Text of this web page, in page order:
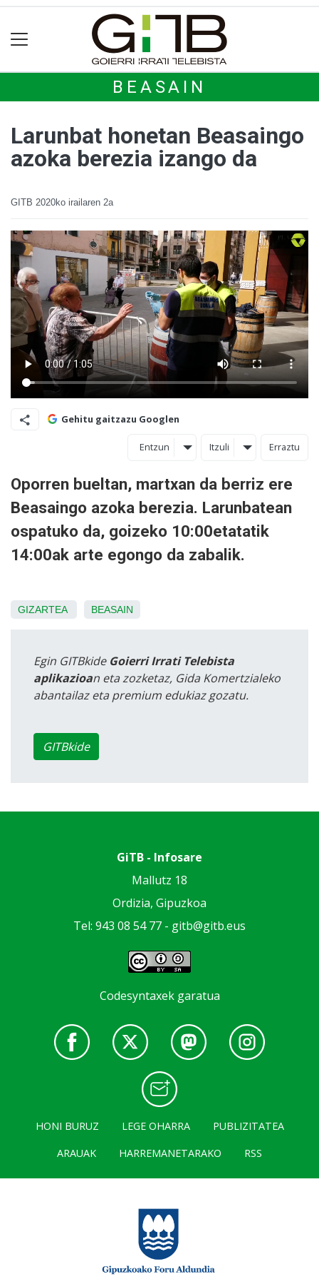
BEASAIN
Larunbat honetan Beasaingo
azoka berezia izango da
GITB 2020ko irailaren 2a
Gehitu gaitzazu Googlen
Entzun Itzuli Erraztu
Oporren bueltan, martxan da berriz ere
Beasaingo azoka berezia. Larunbatean
ospatuko da, goizeko 10:00etatatik
14:00ak arte egongo da zabalik.
GIZARTEA BEASAIN
Egin GITBkide Goierri Irrati Telebista
aplikazioan eta zozketaz, Gida Komertzialeko
abantailaz eta premium edukiaz gozatu.
GITBkide
GiTB - Infosare
Mallutz 18
Ordizia, Gipuzkoa
Tel: 943 08 54 77 - gitb@gitb.eus
Codesyntaxek garatua
HONI BURUZ LEGE OHARRA
PUBLIZITATEA
ARAUAK
HARREMANETARAKO RSS